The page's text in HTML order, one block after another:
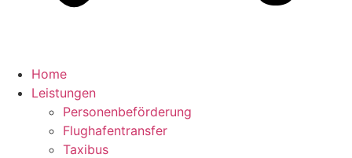
Home
Leistungen
Personenbeförderung
Flughafentransfer
Taxibus